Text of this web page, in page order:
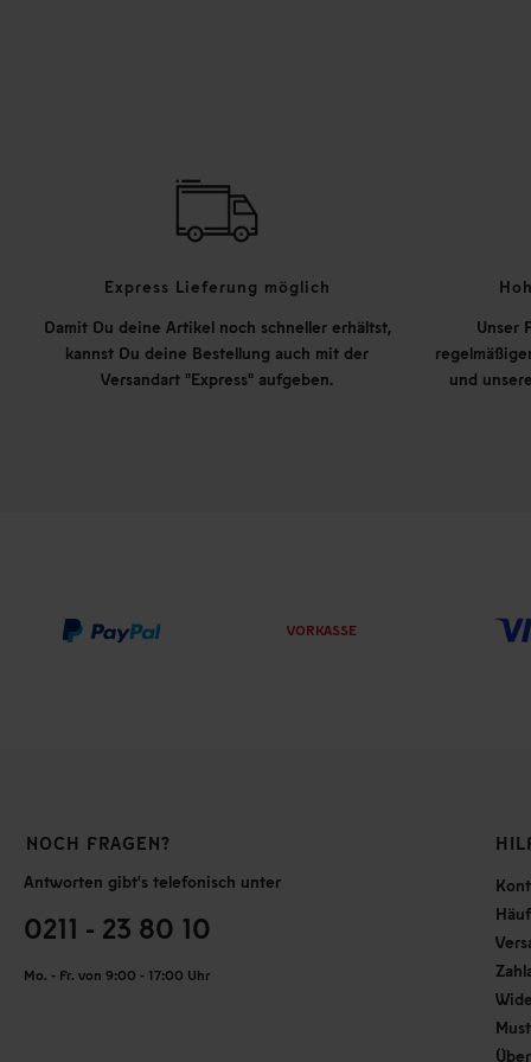
Express Lieferung möglich
Damit Du deine Artikel noch schneller erhältst,
kannst Du deine Bestellung auch mit der
Versandart "Express" aufgeben.
Unser
und
VORKASSE
NOCH FRAGEN?
Antworten gibt's telefonisch unter
0211 - 23 80 10
Mo. - Fr. von 9:00 - 17:00 Uhr